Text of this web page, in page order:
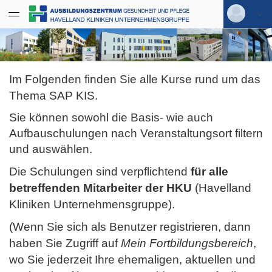
Deutsch | Englisch
Login
Versionsnummer: 2026.1.03.62074
Im Folgenden finden Sie alle Kurse rund um das
Thema SAP KIS.
Sie können sowohl die Basis- wie auch
Aufbauschulungen nach Veranstaltungsort filtern
und auswählen.
Die Schulungen sind verpflichtend für alle
betreffenden Mitarbeiter der HKU (Havelland
Kliniken Unternehmensgruppe).
(Wenn Sie sich als Benutzer registrieren, dann
haben Sie Zugriff aufMein Fortbildungsbereich,
wo Sie jederzeit Ihre ehemaligen, aktuellen und
Datentabelle mit 0 Zeilen und 11 Spalten